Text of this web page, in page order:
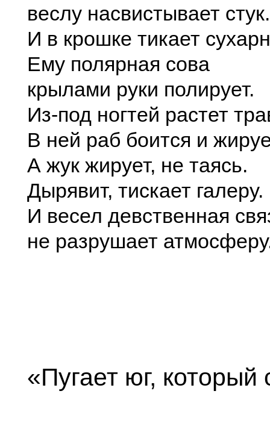
веслу насвистывает стук.
И в крошке тикает
Ему полярная сова
крылами руки полирует.
Из-под ногтей растет
В ней раб боится и
А жук жирует, не таясь.
Дырявит, тискает галеру.
И весел девственная
не разрушает
«Пугает юг,